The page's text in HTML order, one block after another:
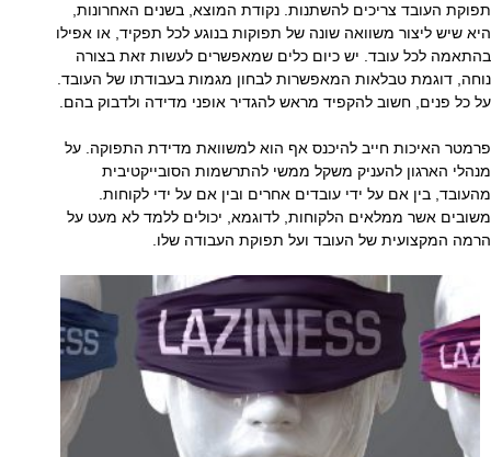
תפוקת העובד צריכים להשתנות. נקודת המוצא, בשנים האחרונות,
היא שיש ליצור משוואה שונה של תפוקות בנוגע לכל תפקיד, או אפילו
בהתאמה לכל עובד. יש כיום כלים שמאפשרים לעשות זאת בצורה
נוחה, דוגמת טבלאות המאפשרות לבחון מגמות בעבודתו של העובד.
על כל פנים, חשוב להקפיד מראש להגדיר אופני מדידה ולדבוק בהם.
פרמטר האיכות חייב להיכנס אף הוא למשוואת מדידת התפוקה. על
מנהלי הארגון להעניק משקל ממשי להתרשמות הסובייקטיבית
מהעובד, בין אם על ידי עובדים אחרים ובין אם על ידי לקוחות.
משובים אשר ממלאים הלקוחות, לדוגמא, יכולים ללמד לא מעט על
הרמה המקצועית של העובד ועל תפוקת העבודה שלו.